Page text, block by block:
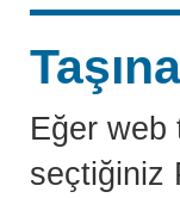
Eğer web
seçtiğiniz